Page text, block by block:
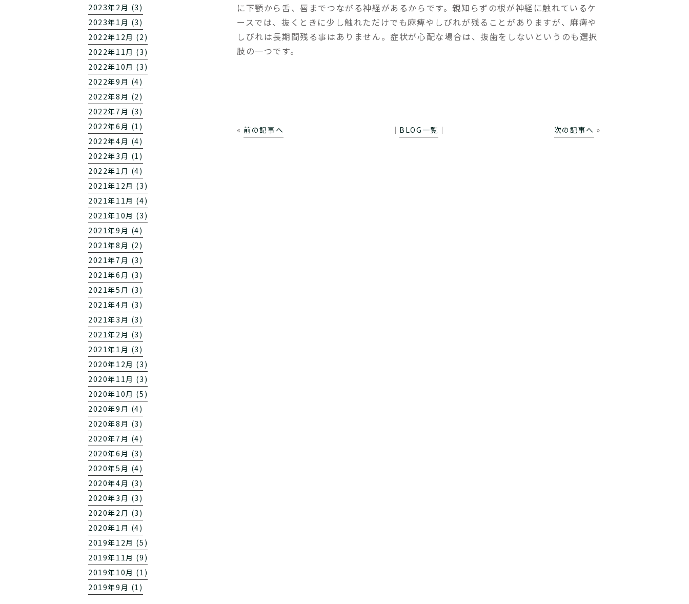
に下顎から舌、唇までつながる神経があるからです。親知らずの根が神経に触れているケ
ースでは、抜くときに少し触れただけでも麻痺やしびれが残ることがありますが、麻痺や
しびれは長期間残る事はありません。症状が心配な場合は、抜歯をしないというのも選択
肢の一つです。
« 前の記事へ │ BLOG一覧 │ 次の記事へ »
2023年2月 (3)
2023年1月 (3)
2022年12月 (2)
2022年11月 (3)
2022年10月 (3)
2022年9月 (4)
2022年8月 (2)
2022年7月 (3)
2022年6月 (1)
2022年4月 (4)
2022年3月 (1)
2022年1月 (4)
2021年12月 (3)
2021年11月 (4)
2021年10月 (3)
2021年9月 (4)
2021年8月 (2)
2021年7月 (3)
2021年6月 (3)
2021年5月 (3)
2021年4月 (3)
2021年3月 (3)
2021年2月 (3)
2021年1月 (3)
2020年12月 (3)
2020年11月 (3)
2020年10月 (5)
2020年9月 (4)
2020年8月 (3)
2020年7月 (4)
2020年6月 (3)
2020年5月 (4)
2020年4月 (3)
2020年3月 (3)
2020年2月 (3)
2020年1月 (4)
2019年12月 (5)
2019年11月 (9)
2019年10月 (1)
2019年9月 (1)